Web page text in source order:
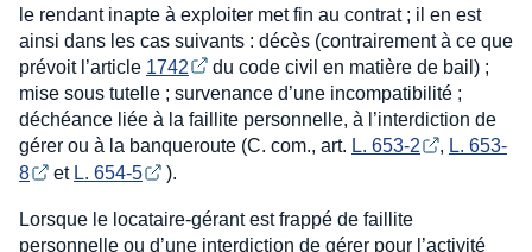
le rendant inapte à exploiter met fin au contrat ; il en est
ainsi dans les cas suivants : décès (contrairement à ce que
prévoit l’article 1742
du code civil en matière de bail) ;
mise sous tutelle ; survenance d’une incompatibilité ;
déchéance liée à la faillite personnelle, à l’interdiction de
gérer ou à la banqueroute (C. com., art. L. 653-2 , L. 653-
8
et L. 654-5 ).
Lorsque le locataire-gérant est frappé de faillite
personnelle ou d’une interdiction de gérer pour l’activité